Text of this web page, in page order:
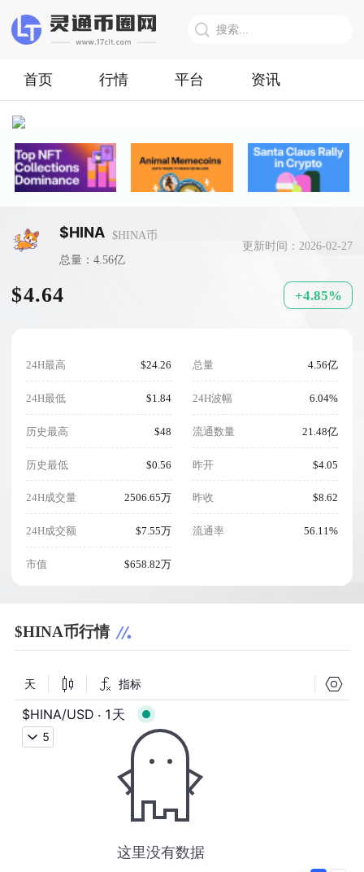
首页 行情 平台 资讯
$HINA $HINA币
总量：4.56亿
更新时间：2026-02-27
$4.64 +4.85%
24H最高 $24.26
24H最低 $1.84
历史最高 $48
历史最低 $0.56
24H成交量 2506.65万
24H成交额 $7.55万
市值 $658.82万
总量 4.56亿
24H波幅 6.04%
流通数量 21.48亿
昨开 $4.05
昨收 $8.62
流通率 56.11%
$HINA币行情